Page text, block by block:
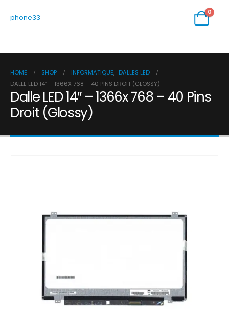
phone33
0
HOME SHOP INFORMATIQUE, DALLES LED
DALLE LED 14″ – 1366X 768 – 40 PINS DROIT (GLOSSY)
Dalle LED 14″ – 1366x 768 – 40 Pins
Droit (Glossy)